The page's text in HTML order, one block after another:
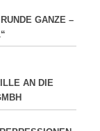
GANZE –
AN DIE